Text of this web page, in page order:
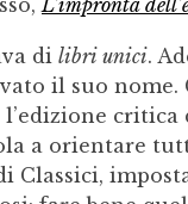
di libri unici.
il suo nome.
critica
a orientare
Classici,